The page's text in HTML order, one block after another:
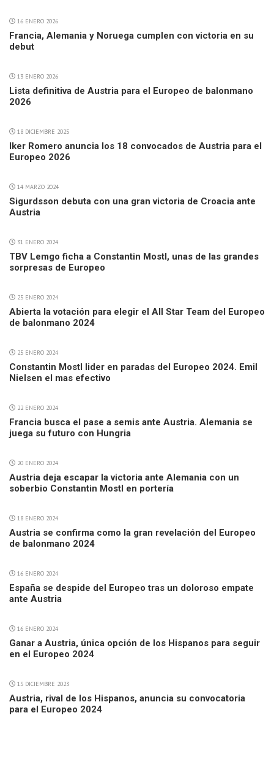
16 ENERO 2026
Francia, Alemania y Noruega cumplen con victoria en su
debut
13 ENERO 2026
Lista definitiva de Austria para el Europeo de balonmano
2026
18 DICIEMBRE 2025
Iker Romero anuncia los 18 convocados de Austria para el
Europeo 2026
14 MARZO 2024
Sigurdsson debuta con una gran victoria de Croacia ante
Austria
31 ENERO 2024
TBV Lemgo ficha a Constantin Mostl, unas de las grandes
sorpresas de Europeo
25 ENERO 2024
Abierta la votación para elegir el All Star Team del Europeo
de balonmano 2024
25 ENERO 2024
Constantin Mostl lider en paradas del Europeo 2024. Emil
Nielsen el mas efectivo
22 ENERO 2024
Francia busca el pase a semis ante Austria. Alemania se
juega su futuro con Hungria
20 ENERO 2024
Austria deja escapar la victoria ante Alemania con un
soberbio Constantin Mostl en portería
18 ENERO 2024
Austria se confirma como la gran revelación del Europeo
de balonmano 2024
16 ENERO 2024
España se despide del Europeo tras un doloroso empate
ante Austria
16 ENERO 2024
Ganar a Austria, única opción de los Hispanos para seguir
en el Europeo 2024
15 DICIEMBRE 2023
Austria, rival de los Hispanos, anuncia su convocatoria
para el Europeo 2024